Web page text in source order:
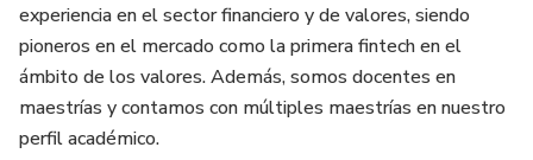
confianza.
Construirás una base sólida para alcanzar tus objetivos
financieros.
experiencia en el sector financiero y de valores, siendo
pioneros en el mercado como la primera fintech en el
ámbito de los valores. Además, somos docentes en
maestrías y contamos con múltiples maestrías en nuestro
perfil académico.